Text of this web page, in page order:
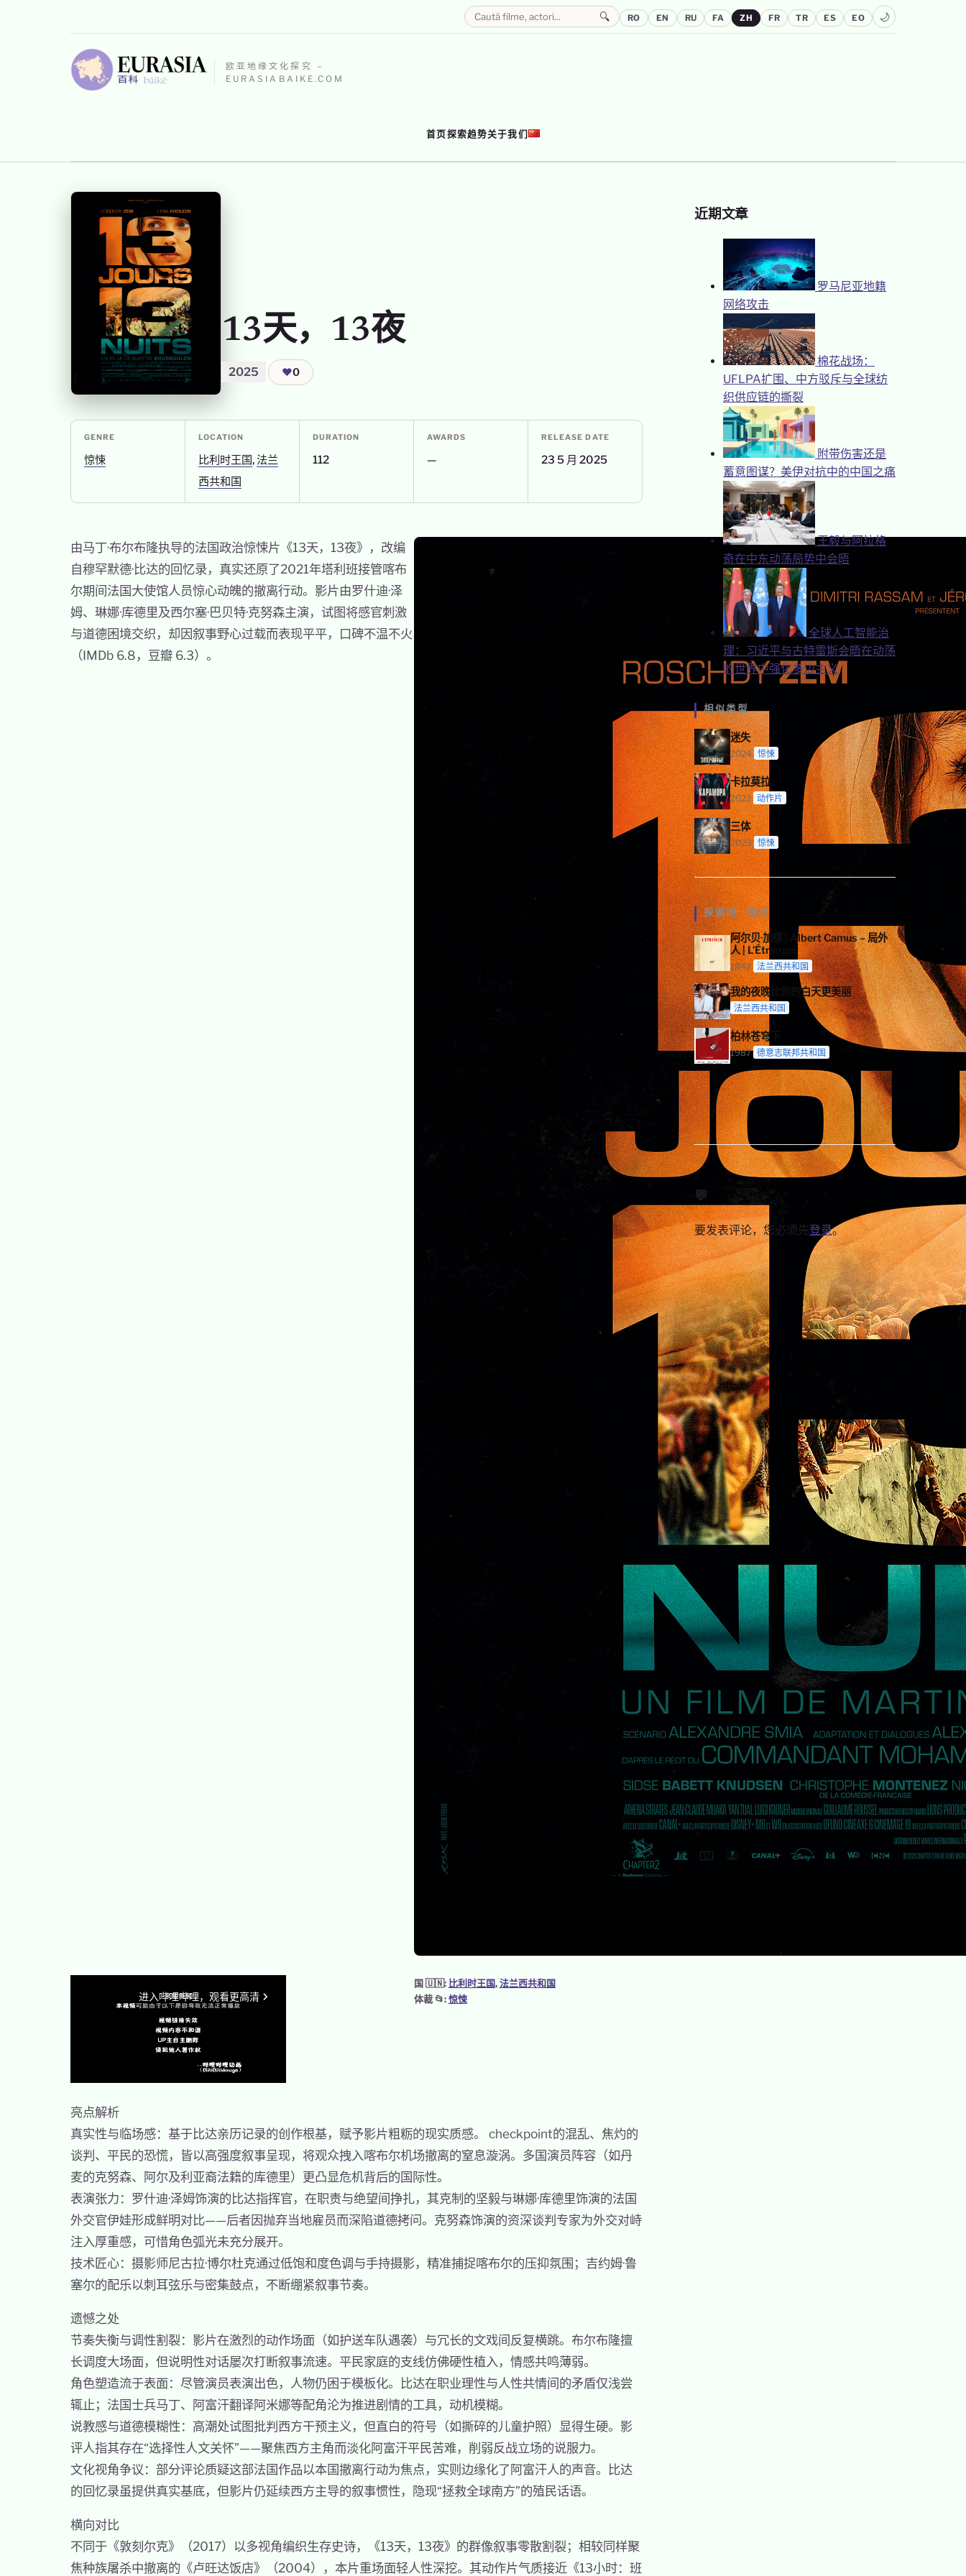
欧亚地缘文化探究 –
EURASIABAIKE.COM
首页探索趋势关于我们
🔍 RO EN RU FA ZH FR TR ES EO 🌙
13天，13夜
2025 ❤0
GENRE
惊悚
LOCATION
比利时王国,法兰
西共和国
DURATION
112
AWARDS
—
RELEASE DATE
23 5 月 2025
由马丁·布尔布隆执导的法国政治惊悚片《13天，13夜》，改编
自穆罕默德·比达的回忆录，真实还原了2021年塔利班接管喀布
尔期间法国大使馆人员惊心动魄的撤离行动。影片由罗什迪·泽
姆、琳娜·库德里及西尔塞·巴贝特·克努森主演，试图将感官刺激
与道德困境交织，却因叙事野心过载而表现平平，口碑不温不火
（IMDb 6.8，豆瓣 6.3）。
国 🇺🇳: 比利时王国, 法兰西共和国
体裁📂:惊悚
亮点解析
真实性与临场感：基于比达亲历记录的创作根基，赋予影片粗粝的现实质感。 checkpoint的混乱、焦灼的
谈判、平民的恐慌，皆以高强度叙事呈现，将观众拽入喀布尔机场撤离的窒息漩涡。多国演员阵容（如丹
麦的克努森、阿尔及利亚裔法籍的库德里）更凸显危机背后的国际性。
表演张力：罗什迪·泽姆饰演的比达指挥官，在职责与绝望间挣扎，其克制的坚毅与琳娜·库德里饰演的法国
外交官伊娃形成鲜明对比——后者因抛弃当地雇员而深陷道德拷问。克努森饰演的资深谈判专家为外交对峙
注入厚重感，可惜角色弧光未充分展开。
技术匠心：摄影师尼古拉·博尔杜克通过低饱和度色调与手持摄影，精准捕捉喀布尔的压抑氛围；吉约姆·鲁
塞尔的配乐以刺耳弦乐与密集鼓点，不断绷紧叙事节奏。
遗憾之处
节奏失衡与调性割裂：影片在激烈的动作场面（如护送车队遇袭）与冗长的文戏间反复横跳。布尔布隆擅
长调度大场面，但说明性对话屡次打断叙事流速。平民家庭的支线仿佛硬性植入，情感共鸣薄弱。
角色塑造流于表面：尽管演员表演出色，人物仍困于模板化。比达在职业理性与人性共情间的矛盾仅浅尝
辄止；法国士兵马丁、阿富汗翻译阿米娜等配角沦为推进剧情的工具，动机模糊。
说教感与道德模糊性：高潮处试图批判西方干预主义，但直白的符号（如撕碎的儿童护照）显得生硬。影
评人指其存在“选择性人文关怀”——聚焦西方主角而淡化阿富汗平民苦难，削弱反战立场的说服力。
文化视角争议：部分评论质疑这部法国作品以本国撤离行动为焦点，实则边缘化了阿富汗人的声音。比达
的回忆录虽提供真实基底，但影片仍延续西方主导的叙事惯性，隐现“拯救全球南方”的殖民话语。
横向对比
不同于《敦刻尔克》（2017）以多视角编织生存史诗，《13天，13夜》的群像叙事零散割裂；相较同样聚
焦种族屠杀中撤离的《卢旺达饭店》（2004），本片重场面轻人性深挖。其动作片气质接近《13小时：班
近期文章
罗马尼亚地籍
网络攻击
棉花战场：
UFLPA扩围、中方驳斥与全球纺
织供应链的撕裂
附带伤害还是
蓄意图谋？美伊对抗中的中国之痛
王毅与阿拉格
奇在中东动荡局势中会晤
全球人工智能治
理：习近平与古特雷斯会晤在动荡
的世界中强化多边主义
相似类型
迷失
2024 惊悚
卡拉莫拉
2022 动作片
三体
2023 惊悚
探索同一地区
阿尔贝·加缪 | Albert Camus – 局外
人 | L’Étranger
1942 法兰西共和国
我的夜晚比你的白天更美丽
法兰西共和国
柏林苍穹下
1987 德意志联邦共和国
💬
要发表评论，您必须先登录。